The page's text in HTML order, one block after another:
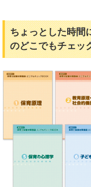
ちょっとした時間
のどこでもチェッ